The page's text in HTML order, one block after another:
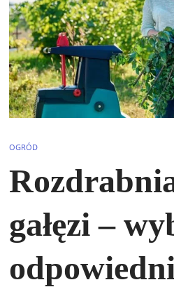
OGRÓD
gałęzi –
odpowiedni